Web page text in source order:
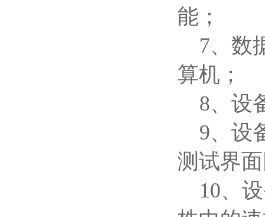
能；
7、数
算机；
8、设
9、设
测试界
10、